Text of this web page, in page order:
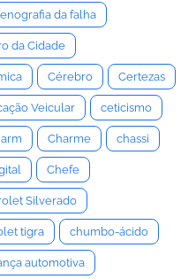
da falha
da Cidade
Cérebro Certezas
Veicular ceticismo
Charme chassi
Chefe
Silverado
tigra chumbo-ácido
automotiva